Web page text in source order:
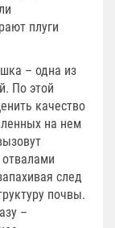
плуги
– одна из
По этой
качество
на нем
след
почвы.
–